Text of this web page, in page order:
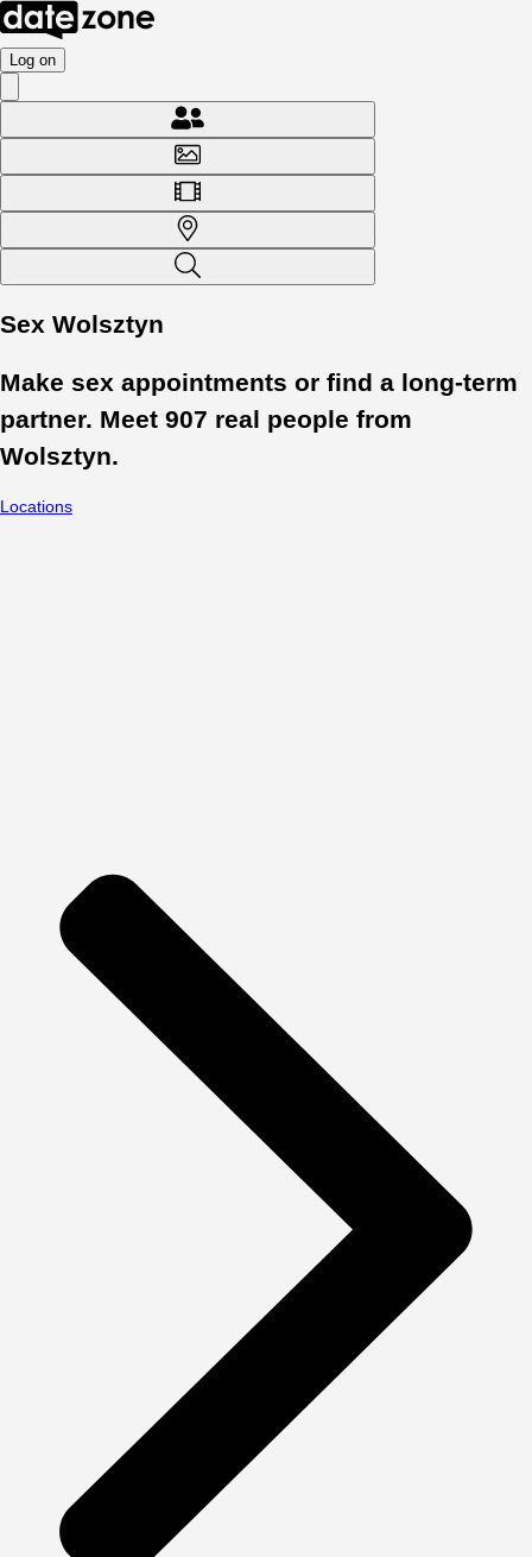
Log on
Sex Wolsztyn
Make sex appointments or find a long-term
partner. Meet 907 real people from
Wolsztyn.
Locations